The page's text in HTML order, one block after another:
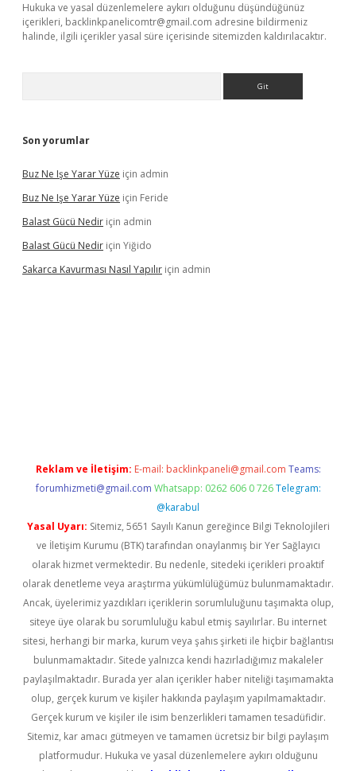
Hukuka ve yasal düzenlemelere aykırı olduğunu düşündüğünüz
içerikleri, backlinkpanelicomtr@gmail.com adresine bildirmeniz
halinde, ilgili içerikler yasal süre içerisinde sitemizden kaldırılacaktır.
Son yorumlar
Buz Ne Işe Yarar Yüze için admin
Buz Ne Işe Yarar Yüze için Feride
Balast Gücü Nedir için admin
Balast Gücü Nedir için Yiğido
Sakarca Kavurması Nasıl Yapılır için admin
Reklam ve İletişim: E-mail: backlinkpaneli@gmail.com Teams:
forumhizmeti@gmail.com Whatsapp: 0262 606 0 726 Telegram:
@karabul
Yasal Uyarı: Sitemiz, 5651 Sayılı Kanun gereğince Bilgi Teknolojileri
ve İletişim Kurumu (BTK) tarafından onaylanmış bir Yer Sağlayıcı
olarak hizmet vermektedir. Bu nedenle, sitedeki içerikleri proaktif
olarak denetleme veya araştırma yükümlülüğümüz bulunmamaktadır.
Ancak, üyelerimiz yazdıkları içeriklerin sorumluluğunu taşımakta olup,
siteye üye olarak bu sorumluluğu kabul etmiş sayılırlar. Bu internet
sitesi, herhangi bir marka, kurum veya şahıs şirketi ile hiçbir bağlantısı
bulunmamaktadır. Sitede yalnızca kendi hazırladığımız makaleler
paylaşılmaktadır. Burada yer alan içerikler haber niteliği taşımamakta
olup, gerçek kurum ve kişiler hakkında paylaşım yapılmamaktadır.
Gerçek kurum ve kişiler ile isim benzerlikleri tamamen tesadüfidir.
Sitemiz, kar amacı gütmeyen ve tamamen ücretsiz bir bilgi paylaşım
platformudur. Hukuka ve yasal düzenlemelere aykırı olduğunu